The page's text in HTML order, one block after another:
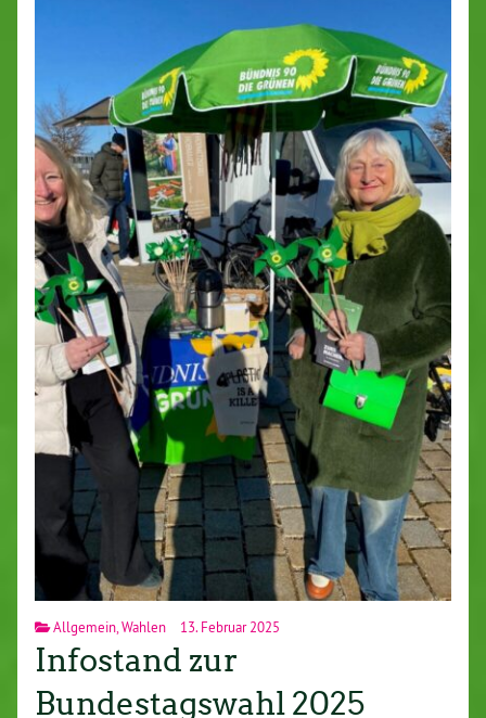
Allgemein Wahlen 13. Februar 2025
Infostand zur
Bundestagswahl 2025